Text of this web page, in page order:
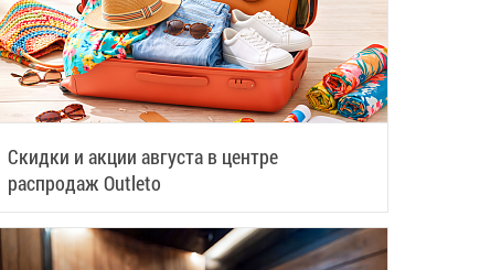
Скидки и акции августа в центре
распродаж Outleto